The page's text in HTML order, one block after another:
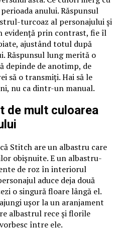
anului. Răspunsul
turcoaz al personajului și
evidență prin contrast, fie îl
ajustând totul după
Răspunsul lung merită o
depinde de anotimp, de
să o transmiți. Hai să le
nu ca dintr-un manual.
de mult culoarea
Stitch are un albastru care
obișnuite. E un albastru-
de roz în interiorul
aduce deja două
o singură floare lângă el.
ușor la un aranjament
albastrul rece și florile
între ele.